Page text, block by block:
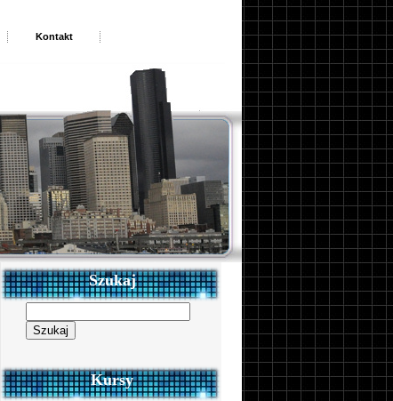
Kontakt
Szukaj
Kursy